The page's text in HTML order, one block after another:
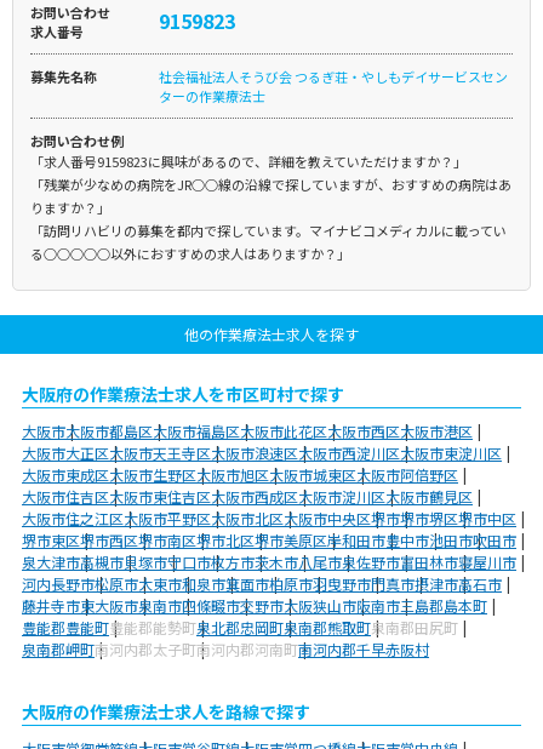
お問い合わせ
求人番号
9159823
募集先名称
社会福祉法人そうび会 つるぎ荘・やしもデイサービスセン
ターの作業療法士
お問い合わせ例
「求人番号9159823に興味があるので、詳細を教えていただけますか？」
「残業が少なめの病院をJR○○線の沿線で探していますが、おすすめの病院はあ
りますか？」
「訪問リハビリの募集を都内で探しています。マイナビコメディカルに載ってい
る○○○○○以外におすすめの求人はありますか？」
他の作業療法士求人を探す
大阪府の作業療法士求人を市区町村で探す
大阪市大阪市都島区大阪市福島区大阪市此花区大阪市西区大阪市港区
大阪市大正区大阪市天王寺区大阪市浪速区大阪市西淀川区大阪市東淀川区
大阪市東成区大阪市生野区大阪市旭区大阪市城東区大阪市阿倍野区
大阪市住吉区大阪市東住吉区大阪市西成区大阪市淀川区大阪市鶴見区
大阪市住之江区大阪市平野区大阪市北区大阪市中央区堺市堺市堺区堺市中区
堺市東区堺市西区堺市南区堺市北区堺市美原区岸和田市豊中市池田市吹田市
泉大津市高槻市貝塚市守口市枚方市茨木市八尾市泉佐野市富田林市寝屋川市
河内長野市松原市大東市和泉市箕面市柏原市羽曳野市門真市摂津市高石市
藤井寺市東大阪市泉南市四條畷市交野市大阪狭山市阪南市三島郡島本町
豊能郡豊能町豊能郡能勢町泉北郡忠岡町泉南郡熊取町泉南郡田尻町
泉南郡岬町南河内郡太子町南河内郡河南町南河内郡千早赤阪村
大阪府の作業療法士求人を路線で探す